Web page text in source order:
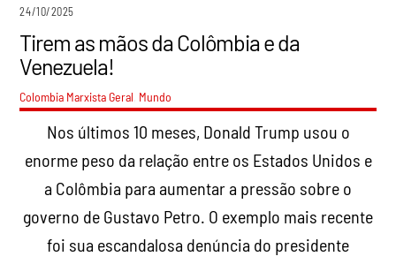
24/10/2025
Tirem as mãos da Colômbia e da
Venezuela!
Colombia Marxista Geral Mundo
Nos últimos 10 meses, Donald Trump usou o
enorme peso da relação entre os Estados Unidos e
a Colômbia para aumentar a pressão sobre o
governo de Gustavo Petro. O exemplo mais recente
foi sua escandalosa denúncia do presidente